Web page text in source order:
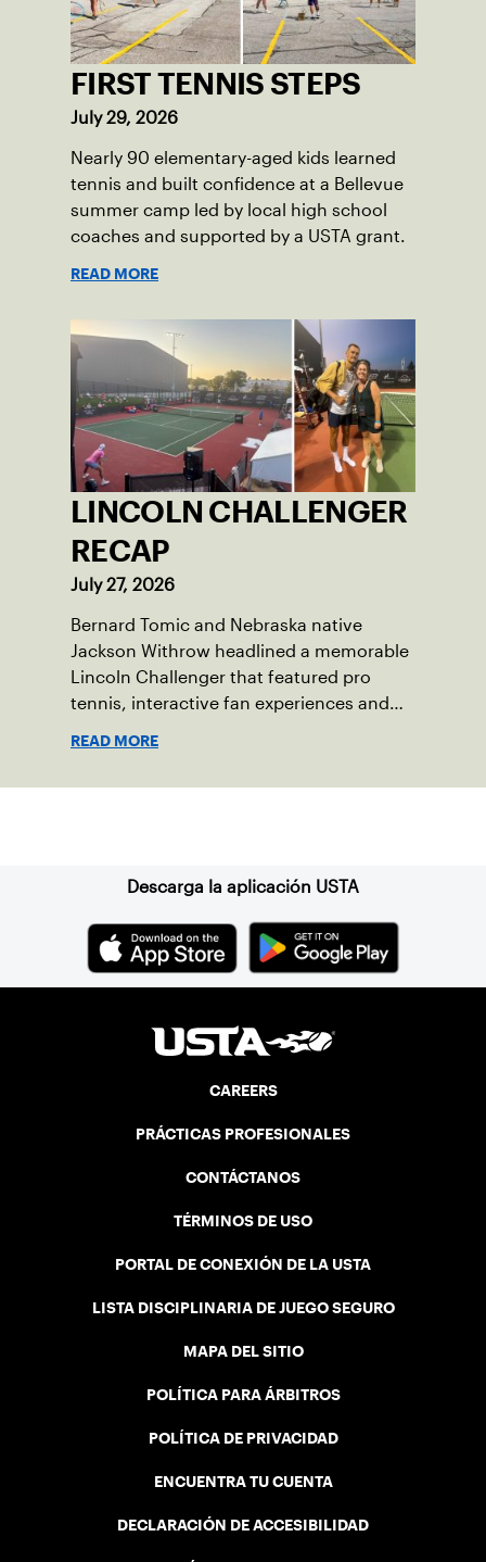
FIRST TENNIS STEPS
July 29, 2026
Nearly 90 elementary-aged kids learned
tennis and built confidence at a Bellevue
summer camp led by local high school
coaches and supported by a USTA grant.
READ MORE
LINCOLN CHALLENGER
RECAP
July 27, 2026
Bernard Tomic and Nebraska native
Jackson Withrow headlined a memorable
Lincoln Challenger that featured pro
tennis, interactive fan experiences and
READ MORE
Descarga la aplicación USTA
CAREERS
PRÁCTICAS PROFESIONALES
CONTÁCTANOS
TÉRMINOS DE USO
PORTAL DE CONEXIÓN DE LA USTA
LISTA DISCIPLINARIA DE JUEGO SEGURO
MAPA DEL SITIO
POLÍTICA PARA ÁRBITROS
POLÍTICA DE PRIVACIDAD
ENCUENTRA TU CUENTA
DECLARACIÓN DE ACCESIBILIDAD